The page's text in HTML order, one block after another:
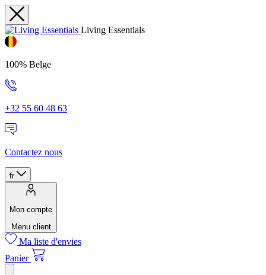
Living Essentials
100% Belge
+32 55 60 48 63
Contactez nous
fr
Mon compte
Menu client
Ma liste d'envies
Panier